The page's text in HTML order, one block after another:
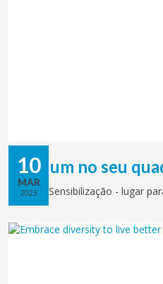
10
MAR
2023
Cada um no seu
Ação de Sensibilização - lugar